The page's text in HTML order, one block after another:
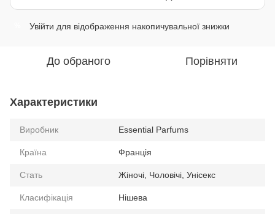
Увійти для відображення накопичувальної знижки
До обраного Порівняти
Характеристики
Виробник Essential Parfums
Країна Франція
Стать Жіночі, Чоловічі, Унісекс
Класифікація Нішева